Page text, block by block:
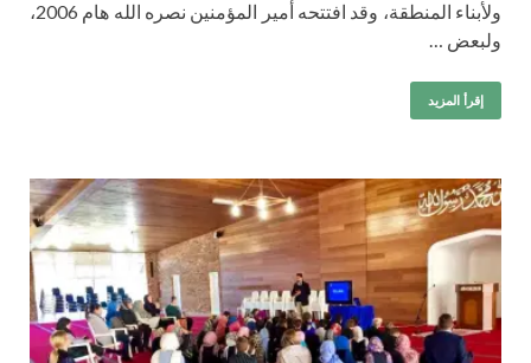
ولأبناء المنطقة، وقد افتتحه أمير المؤمنين نصره الله هام 2006،
ولبعض …
إقرأ المزيد